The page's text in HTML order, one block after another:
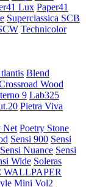
Lux Paper41
Superclassica SCB
Technicolor
Blend
Wood
9 Lab325
Pietra Viva
Net Poetry Stone
Sensi 900 Sensi
Sensi Nuance Sensi
Wide Soleras
WALLPAPER
Mini Vol2